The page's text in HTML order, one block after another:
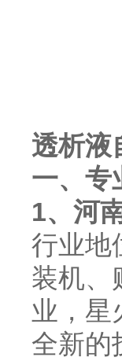
透析液
一、专
1、河
行业地
装机、
业，星
全新的